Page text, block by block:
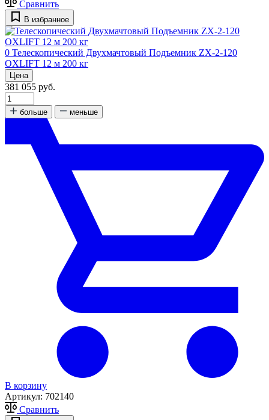
Сравнить
В избранное
0 Телескопический Двухмачтовый Подъемник ZX-2-120
OXLIFT 12 м 200 кг
Цена
381 055 руб.
больше меньше
В корзину
Артикул: 702140
Сравнить